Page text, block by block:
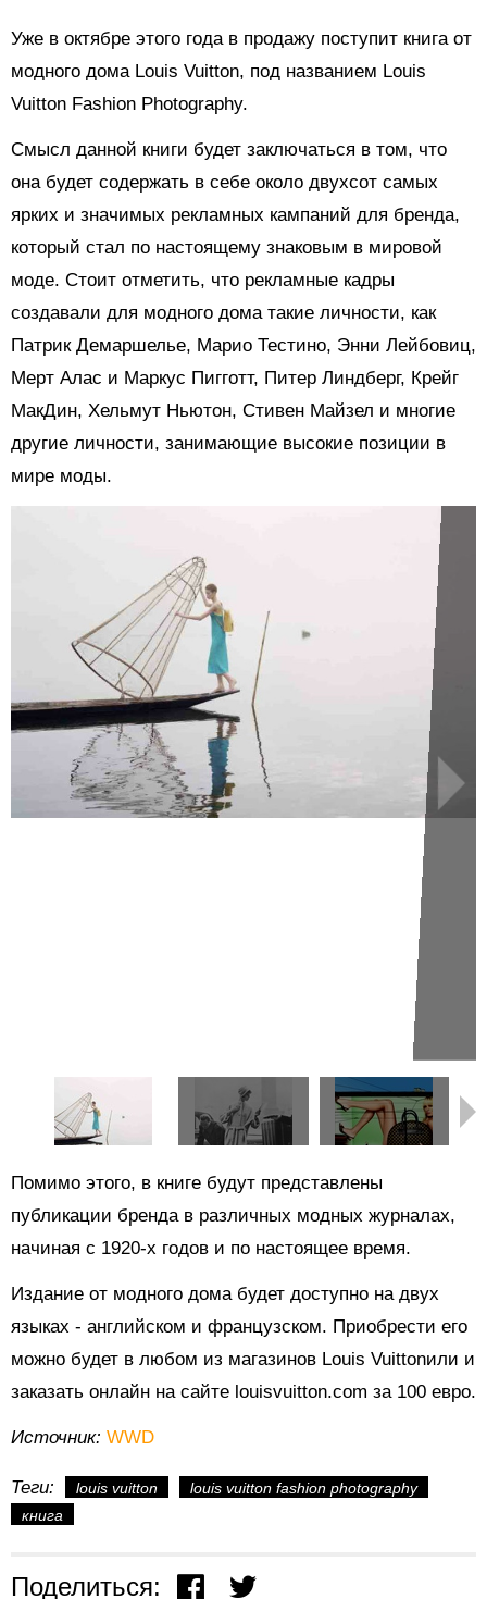
Уже в октябре этого года в продажу поступит книга от
модного дома Louis Vuitton, под названием Louis
Vuitton Fashion Photography.
Смысл данной книги будет заключаться в том, что
она будет содержать в себе около двухсот самых
ярких и значимых рекламных кампаний для бренда,
который стал по настоящему знаковым в мировой
моде. Стоит отметить, что рекламные кадры
создавали для модного дома такие личности, как
Патрик Демаршелье, Марио Тестино, Энни Лейбовиц,
Мерт Алас и Маркус Пигготт, Питер Линдберг, Крейг
МакДин, Хельмут Ньютон, Стивен Майзел и многие
другие личности, занимающие высокие позиции в
мире моды.
Помимо этого, в книге будут представлены
публикации бренда в различных модных журналах,
начиная с 1920-х годов и по настоящее время.
Издание от модного дома будет доступно на двух
языках - английском и французском. Приобрести его
можно будет в любом из магазинов Louis Vuittonили и
заказать онлайн на сайте louisvuitton.com за 100 евро.
Источник: WWD
Теги: louis vuitton
louis vuitton fashion photography
книга
Поделиться: